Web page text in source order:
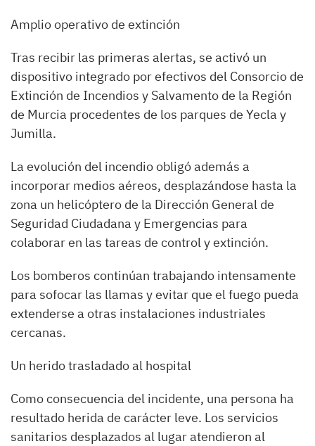
Amplio operativo de extinción
Tras recibir las primeras alertas, se activó un
dispositivo integrado por efectivos del Consorcio de
Extinción de Incendios y Salvamento de la Región
de Murcia procedentes de los parques de Yecla y
Jumilla.
La evolución del incendio obligó además a
incorporar medios aéreos, desplazándose hasta la
zona un helicóptero de la Dirección General de
Seguridad Ciudadana y Emergencias para
colaborar en las tareas de control y extinción.
Los bomberos continúan trabajando intensamente
para sofocar las llamas y evitar que el fuego pueda
extenderse a otras instalaciones industriales
cercanas.
Un herido trasladado al hospital
Como consecuencia del incidente, una persona ha
resultado herida de carácter leve. Los servicios
sanitarios desplazados al lugar atendieron al